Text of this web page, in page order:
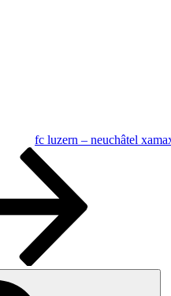
fc luzern – neuchâtel